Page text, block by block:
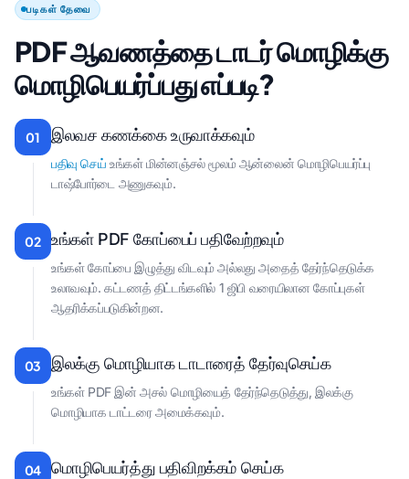
படிகள் தேவை
PDF ஆவணத்தை டாடர் மொழிக்கு
மொழிபெயர்ப்பது எப்படி?
01 இலவச கணக்கை உருவாக்கவும்
பதிவு செய் உங்கள் மின்னஞ்சல் மூலம் ஆன்லைன் மொழிபெயர்ப்பு
டாஷ்போர்டை அணுகவும்.
02 உங்கள் PDF கோப்பைப் பதிவேற்றவும்
உங்கள் கோப்பை இழுத்து விடவும் அல்லது அதைத் தேர்ந்தெடுக்க
உலாவவும். கட்டணத் திட்டங்களில் 1 ஜிபி வரையிலான கோப்புகள்
ஆதரிக்கப்படுகின்றன.
03 இலக்கு மொழியாக டாடாரைத் தேர்வுசெய்க
உங்கள் PDF இன் அசல் மொழியைத் தேர்ந்தெடுத்து, இலக்கு
மொழியாக டாட்டரை அமைக்கவும்.
04 மொழிபெயர்த்து பதிவிறக்கம் செய்க